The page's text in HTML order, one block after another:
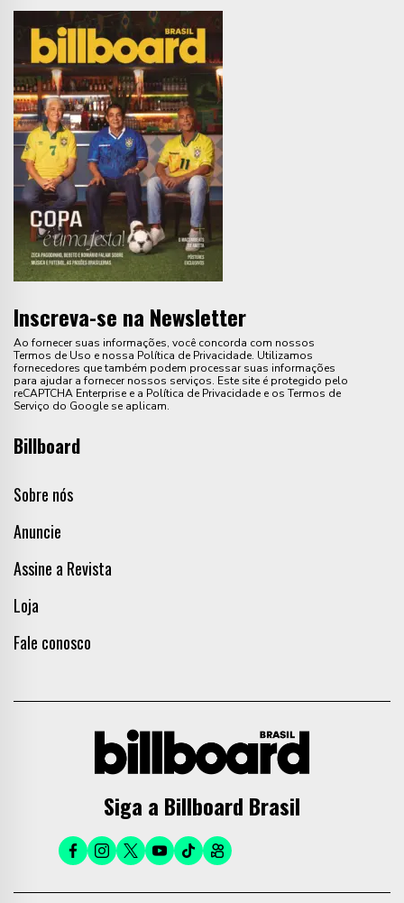
Inscreva-se na Newsletter
Ao fornecer suas informações, você concorda com nossos
Termos de Uso e nossa Política de Privacidade. Utilizamos
fornecedores que também podem processar suas informações
para ajudar a fornecer nossos serviços. Este site é protegido pelo
reCAPTCHA Enterprise e a Política de Privacidade e os Termos de
Serviço do Google se aplicam.
Billboard
Sobre nós
Anuncie
Assine a Revista
Loja
Fale conosco
Siga a Billboard Brasil